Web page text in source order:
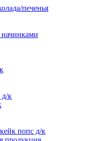
печенья
д/к
попс д/к